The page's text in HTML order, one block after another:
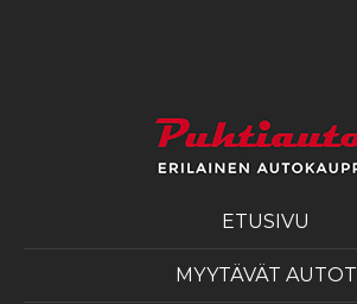
ETUSIVU
MYYTÄVÄT AUTOT